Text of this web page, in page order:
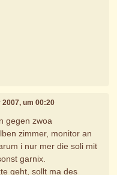
2007, um 00:20
gegen zwoa
zimmer, monitor an
i nur mer die soli mit
garnix.
geht, sollt ma des